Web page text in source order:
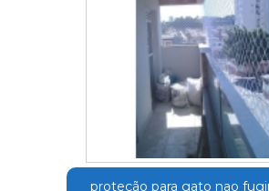
proteção para gato nao